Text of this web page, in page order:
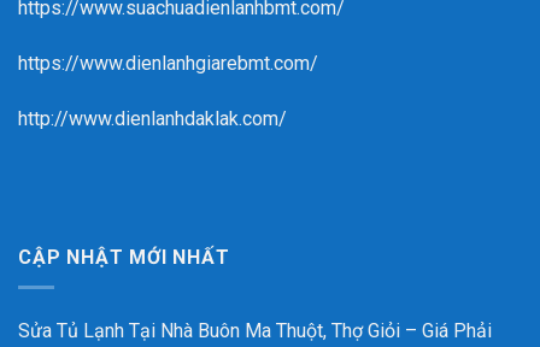
https://www.suachuadienlanhbmt.com/
https://www.dienlanhgiarebmt.com/
http://www.dienlanhdaklak.com/
CẬP NHẬT MỚI NHẤT
Sửa Tủ Lạnh Tại Nhà Buôn Ma Thuột, Thợ Giỏi – Giá Phải